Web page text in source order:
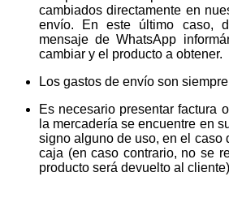
cambiados directamente en
envío. En este último caso,
mensaje de WhatsApp
cambiar y el producto a obtener.
Los gastos de envío son
Es necesario presentar factura
la mercadería se encuentre en
signo alguno de uso, en el caso
caja (en caso contrario, no se
producto será devuelto al